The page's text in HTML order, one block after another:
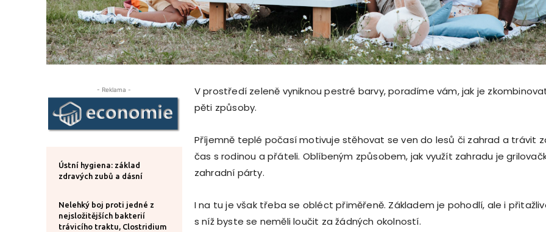
- Reklama -
Ústní hygiena: základ
zdravých zubů a dásní
Nelehký boj proti jedné z
nejsložitějších bakterií
trávicího traktu, Clostridium
V prostředí zeleně vyniknou pestré barvy, poradíme vám, jak je
pěti způsoby.
Příjemně teplé počasí motivuje stěhovat se ven do lesů či zahrad a trávit
čas s rodinou a přáteli. Oblíbeným způsobem, jak využít zahradu je
zahradní párty.
I na tu je však třeba se obléct přiměřeně. Základem je pohodlí, ale i
s níž byste se neměli loučit za žádných okolností.